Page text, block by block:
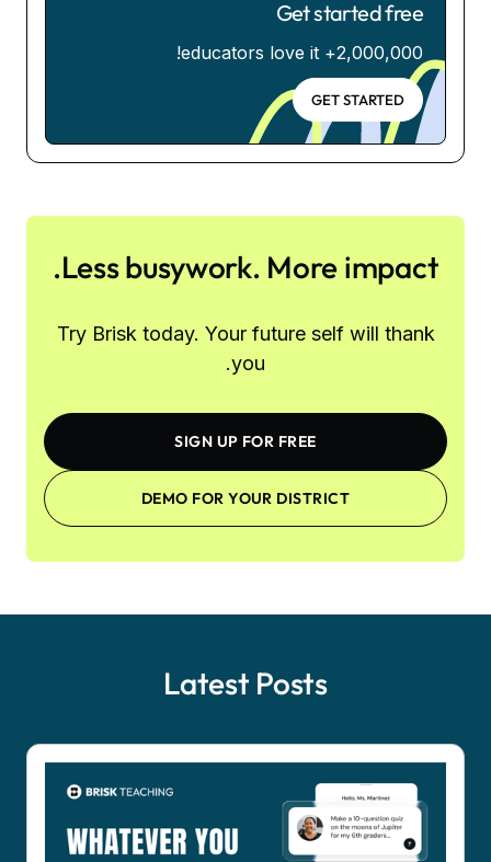
Get started free
2,000,000+ educators love it!
GET STARTED
Less busywork. More impact.
Try Brisk today. Your future self will thank
you.
SIGN UP FOR FREE
DEMO FOR YOUR DISTRICT
Latest Posts